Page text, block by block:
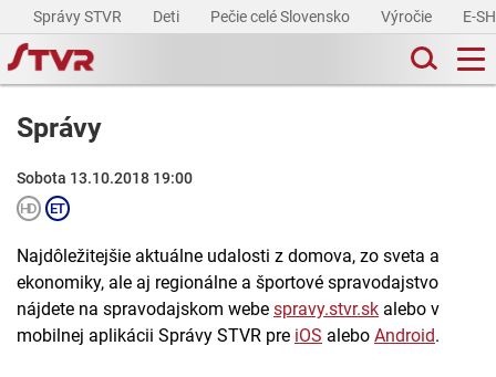
Správy STVR Deti Pečie celé Slovensko Výročie E-
Správy
Sobota 13.10.2018 19:00
Najdôležitejšie aktuálne udalosti z domova, zo sveta a
ekonomiky, ale aj regionálne a športové spravodajstvo
nájdete na spravodajskom webe spravy.stvr.sk alebo v
mobilnej aplikácii Správy STVR pre iOS alebo Android.